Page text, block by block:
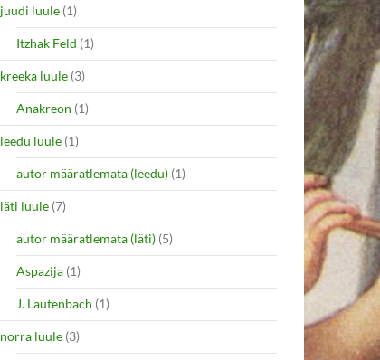
juudi luule (1)
Itzhak Feld (1)
kreeka luule (3)
Anakreon (1)
leedu luule (1)
autor määratlemata (leedu) (1)
läti luule (7)
autor määratlemata (läti) (5)
Aspazija (1)
J. Lautenbach (1)
norra luule (3)